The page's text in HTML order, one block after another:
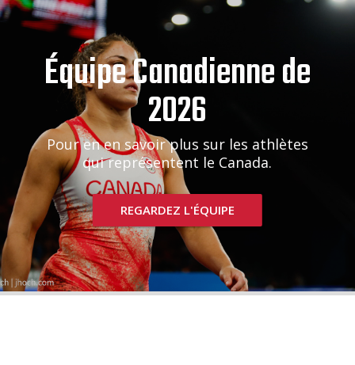
Équipe Canadienne de
2026
Pour en en savoir plus sur les athlètes
qui représentent le Canada.
REGARDEZ L'ÉQUIPE